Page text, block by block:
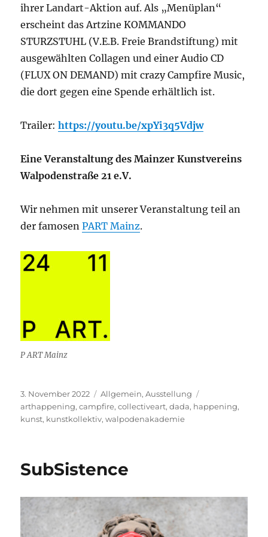
ihrer Landart-Aktion auf. Als „Menüplan“
erscheint das Artzine KOMMANDO
STURZSTUHL (V.E.B. Freie Brandstiftung) mit
ausgewählten Collagen und einer Audio CD
(FLUX ON DEMAND) mit crazy Campfire Music,
die dort gegen eine Spende erhältlich ist.
Trailer:https://youtu.be/xpYi3q5Vdjw
Eine Veranstaltung des Mainzer Kunstvereins
Walpodenstraße 21 e.V.
Wir nehmen mit unserer Veranstaltung teil an
der famosenPART Mainz.
P ART Mainz
Veröffentlicht
am
3. November 2022 Kategorien
Allgemein,Ausstellung
arthappening,campfire,collectiveart,dada, happening,
kunst, kunstkollektiv,walpodenakademie
SubSistence